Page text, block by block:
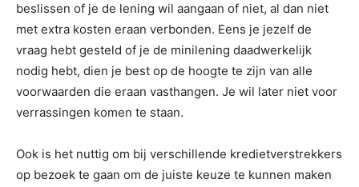
beslissen of je de lening wil aangaan of niet, al dan niet
met extra kosten eraan verbonden. Eens je jezelf de
vraag hebt gesteld of je de minilening daadwerkelijk
nodig hebt, dien je best op de hoogte te zijn van alle
voorwaarden die eraan vasthangen. Je wil later niet voor
verrassingen komen te staan.
Ook is het nuttig om bij verschillende kredietverstrekkers
op bezoek te gaan om de juiste keuze te kunnen maken